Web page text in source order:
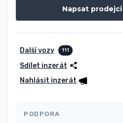
Napsat prodejci
Další vozy 111
Sdílet inzerát
Nahlásit inzerát
PODPORA